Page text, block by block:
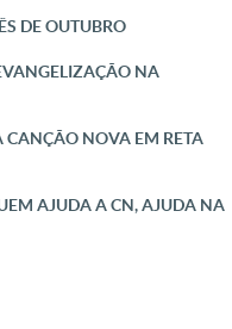
DE OUTUBRO
NA
NOVA EM RETA
AJUDA A CN, AJUDA NA